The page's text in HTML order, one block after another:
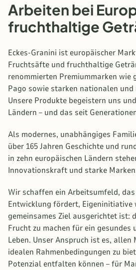
Arbeiten bei
fruchthaltige
Eckes-Granini ist europäischer
Fruchtsäfte und fruchthaltige
renommierten Premiummarken wie
Pago sowie starken nationalen
Unsere Produkte begeistern uns
Ländern – und das seit
Als modernes, unabhängiges
über 165 Jahren Geschichte und
in zehn europäischen Ländern
Innovationskraft und starke
Wir schaffen ein Arbeitsumfeld,
Entwicklung fördert, Eigeninitiative
gemeinsames Ziel ausgerichtet ist:
Frucht zu machen für ein gesundes
Leben. Unser Anspruch ist es,
idealen Rahmenbedingungen zu
Potenzial entfalten können – für